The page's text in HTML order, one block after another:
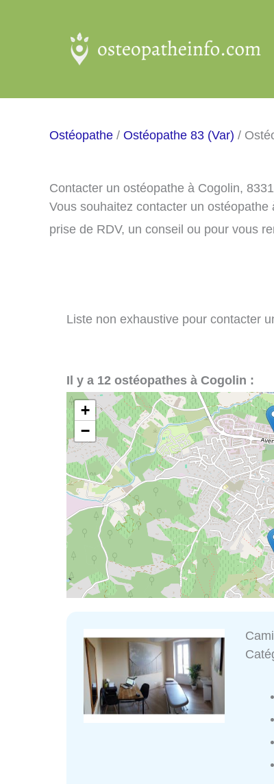
Ostéopathe / Ostéopathe 83 (Var) /
Contacter un ostéopathe à Cogolin,
Vous souhaitez contacter un
prise de RDV, un conseil ou pour vous
Liste non exhaustive pour contacter
Il y a 12 ostéopathes à Cogolin :
+
−